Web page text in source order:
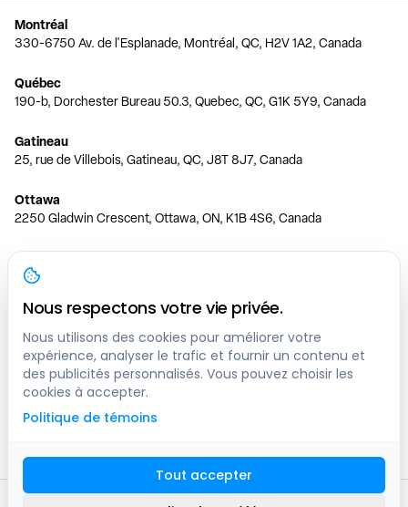
Montréal
330-6750 Av. de l'Esplanade, Montréal, QC, H2V 1A2, Canada
Québec
190-b, Dorchester Bureau 50.3, Quebec, QC, G1K 5Y9, Canada
Gatineau
25, rue de Villebois, Gatineau, QC, J8T 8J7, Canada
Ottawa
2250 Gladwin Crescent, Ottawa, ON, K1B 4S6, Canada
Toronto
150 Ferrand Dr, 6th Floor, Toronto, ON, M3C 3E5, Canada
Vancouver
1200 W 73rd Ave #1415, Vancouver, BC, V6P 6G5, Canada
Calgary
444 5 Ave SW #400 Calgary, AB, T2P 2T8, Canada
Nous respectons votre vie privée.
Nous utilisons des cookies pour améliorer votre
expérience, analyser le trafic et fournir un contenu et
des publicités personnalisés. Vous pouvez choisir les
cookies à accepter.
Politique de témoins
Tout accepter